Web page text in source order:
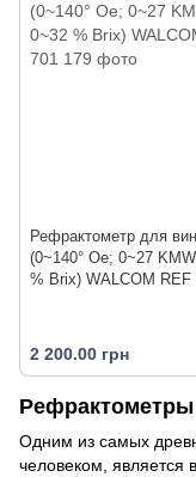
Рефрактометр для
(0~140° Oe; 0~27
% Brix) WALCOM REF
2 200.00 грн
Одним из самых
человеком, является